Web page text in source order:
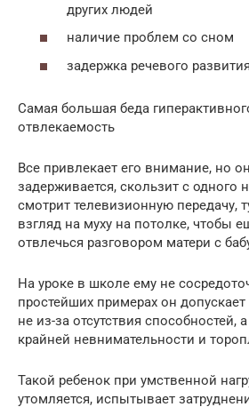
других людей
наличие проблем со сном
задержка речевого
Самая большая беда
отвлекаемость
Все привлекает его внимание, но
задерживается, скользит с одного
смотрит телевизионную передачу,
взгляд на муху на потолке, чтобы
отвлечься разговором матери с
На уроке в школе ему не
простейших примерах он
не из-за отсутствия способностей,
крайней невнимательности и
Такой ребенок при умственной
утомляется, испытывает